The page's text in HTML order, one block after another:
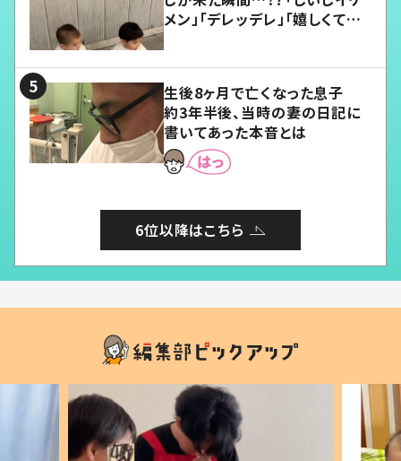
メン」「デレッデレ」「嬉しくて可
生後8ヶ月で亡くなった息子
約3年半後、当時の妻の日記に
書いてあった本音とは
6位以降はこちら